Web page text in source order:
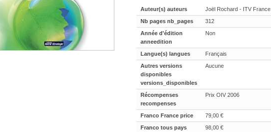
Auteur(s) auteurs
Joël Rochard - ITV France
Nb pages nb_pages
312
Année d'édition
anneedition
Non
Langue(s) langues
Français
Autres versions
disponibles
versions_disponibles
Aucune
Récompenses
recompenses
Prix OIV 2006
Franco France price
79,00 €
Franco tous pays
98,00 €